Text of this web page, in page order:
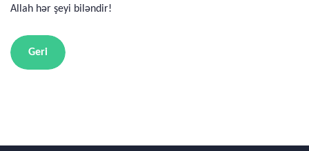
Allah hər şeyi biləndir!
Geri